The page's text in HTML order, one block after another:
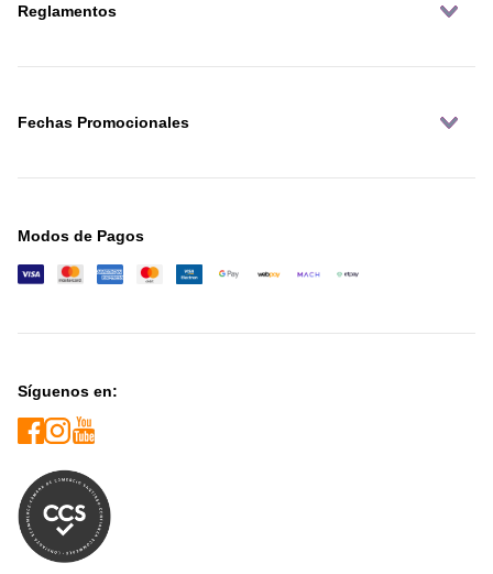
Reglamentos
Fechas Promocionales
Modos de Pagos
Síguenos en: